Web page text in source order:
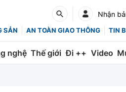
Nhận
SẢN AN TOÀN GIAO THÔNG TIN
nghệ Thế giới Đi ++ Video